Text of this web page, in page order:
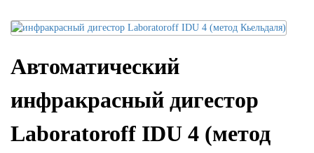
Автоматический
инфракрасный дигестор
Laboratoroff IDU 4 (метод